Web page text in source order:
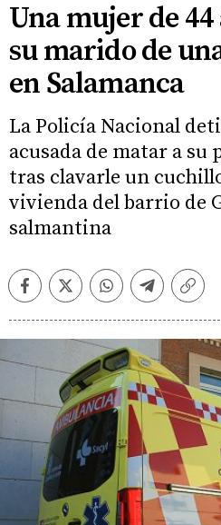
Una mujer de
su marido de
en Salamanca
La Policía Nacional
acusada de matar a su
tras clavarle un
vivienda del barrio de
salmantina
FacebookTwitterWhatsappTelegramCopiar